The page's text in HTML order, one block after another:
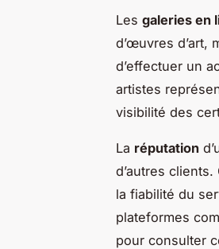
Les galeries en
d’œuvres d’art,
d’effectuer un
artistes
visibilité des
La réputation
d’autres
la fiabilité du
plateformes
pour consulter